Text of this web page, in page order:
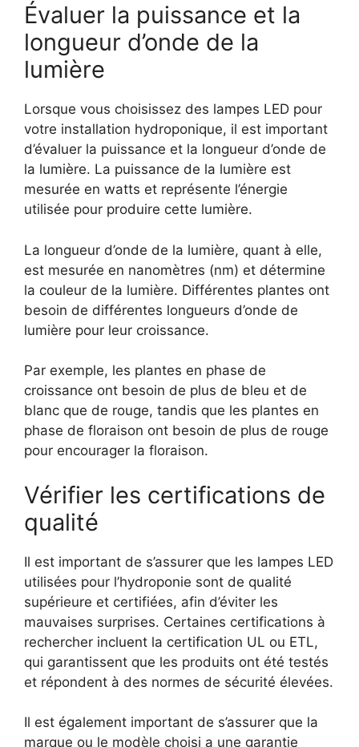
Évaluer la puissance et la
longueur d’onde de la
lumière
Lorsque vous choisissez des lampes LED pour
votre installation hydroponique, il est important
d’évaluer la puissance et la longueur d’onde de
la lumière. La puissance de la lumière est
mesurée en watts et représente l’énergie
utilisée pour produire cette lumière.
La longueur d’onde de la lumière, quant à elle,
est mesurée en nanomètres (nm) et détermine
la couleur de la lumière. Différentes plantes ont
besoin de différentes longueurs d’onde de
lumière pour leur croissance.
Par exemple, les plantes en phase de
croissance ont besoin de plus de bleu et de
blanc que de rouge, tandis que les plantes en
phase de floraison ont besoin de plus de rouge
pour encourager la floraison.
Vérifier les certifications de
qualité
Il est important de s’assurer que les lampes LED
utilisées pour l’hydroponie sont de qualité
supérieure et certifiées, afin d’éviter les
mauvaises surprises. Certaines certifications à
rechercher incluent la certification UL ou ETL,
qui garantissent que les produits ont été testés
et répondent à des normes de sécurité élevées.
Il est également important de s’assurer que la
marque ou le modèle choisi a une garantie